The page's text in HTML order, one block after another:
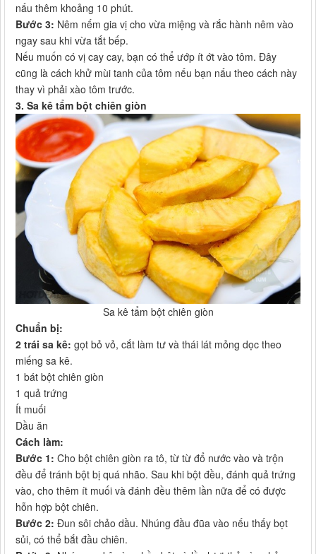
nấu thêm khoảng 10 phút.
Bước 3: Nêm nếm gia vị cho vừa miệng và rắc hành nêm vào
ngay sau khi vừa tắt bếp.
Nếu muốn có vị cay cay, bạn có thể ướp ít ớt vào tôm. Đây
cũng là cách khử mùi tanh của tôm nếu bạn nấu theo cách này
thay vì phải xào tôm trước.
3. Sa kê tẩm bột chiên giòn
Sa kê tẩm bột chiên giòn​
Chuẩn bị:
2 trái sa kê: gọt bỏ vỏ, cắt làm tư và thái lát mỏng dọc theo
miếng sa kê.
1 bát bột chiên giòn
1 quả trứng
Ít muối
Dầu ăn
Cách làm:
Bước 1: Cho bột chiên giòn ra tô, từ từ đổ nước vào và trộn
đều để tránh bột bị quá nhão. Sau khi bột đều, đánh quả trứng
vào, cho thêm ít muối và đánh đều thêm lần nữa để có được
hỗn hợp bột chiên.
Bước 2: Đun sôi chảo dầu. Nhúng đầu đũa vào nếu thấy bọt
sủi, có thể bắt đầu chiên.